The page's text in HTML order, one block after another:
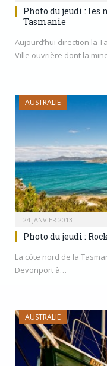
Photo du jeudi : les
Tasmanie
Aujourd’hui direction la
Ville ouvrière dont la
AUSTRALIE
24 JANVIER 2013
Photo du jeudi :
La côte nord de la
Devonport à…
AUSTRALIE